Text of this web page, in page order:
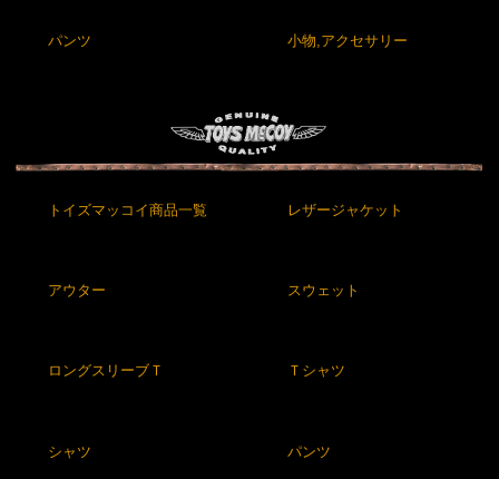
パンツ 小物,アクセサリー
トイズマッコイ商品一覧 レザージャケット
アウター スウェット
ロングスリーブＴ Ｔシャツ
シャツ パンツ